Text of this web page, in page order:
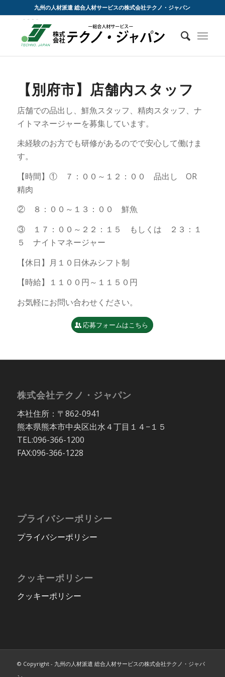
九州の人材派遣 総合人材サービスの株式会社テクノ・ジャパン
【別府市】店舗内スタッフ
店舗での品出し、鮮魚スタッフ、精肉スタッフ、ナ
イトマネージャーを募集しています。
未経験のお方でも研修があるのでで安心して働けま
す。
【時間】① ７：００～１２：００ 品出し OR
精肉
② ８：００～１３：００ 鮮魚
③ １７：００～２２：１５ もしくは ２３：１
５ ナイトマネージャー
【休日】月１０日休みシフト制
【時給】１１００円～１１５０円
お気軽にお問い合わせください。
応募フォームはこちら
株式会社テクノ・ジャパン
本社住所：〒862-0941
熊本県熊本市中央区出水４丁目１４−１５
TEL:096-366-1200
FAX:096-366-1228
プライバシーポリシー
プライバシーポリシー
クッキーポリシー
クッキーポリシー
© Copyright - 九州の人材派遣 総合人材サービスの株式会社テクノ・ジャパ